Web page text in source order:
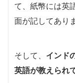
て、紙幣には英
面が記してあり
そして、 インド
英語が教えられ